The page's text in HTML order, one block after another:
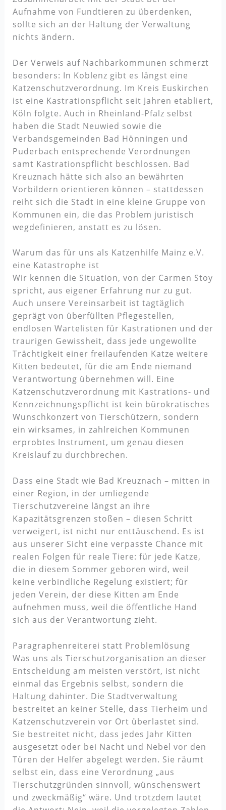
Aufnahme von Fundtieren zu überdenken,
sollte sich an der Haltung der Verwaltung
nichts ändern.
Der Verweis auf Nachbarkommunen schmerzt
besonders: In Koblenz gibt es längst eine
Katzenschutzverordnung. Im Kreis Euskirchen
ist eine Kastrationspflicht seit Jahren etabliert,
Köln folgte. Auch in Rheinland-Pfalz selbst
haben die Stadt Neuwied sowie die
Verbandsgemeinden Bad Hönningen und
Puderbach entsprechende Verordnungen
samt Kastrationspflicht beschlossen. Bad
Kreuznach hätte sich also an bewährten
Vorbildern orientieren können – stattdessen
reiht sich die Stadt in eine kleine Gruppe von
Kommunen ein, die das Problem juristisch
wegdefinieren, anstatt es zu lösen.
Warum das für uns als Katzenhilfe Mainz e.V.
eine Katastrophe ist
Wir kennen die Situation, von der Carmen Stoy
spricht, aus eigener Erfahrung nur zu gut.
Auch unsere Vereinsarbeit ist tagtäglich
geprägt von überfüllten Pflegestellen,
endlosen Wartelisten für Kastrationen und der
traurigen Gewissheit, dass jede ungewollte
Trächtigkeit einer freilaufenden Katze weitere
Kitten bedeutet, für die am Ende niemand
Verantwortung übernehmen will. Eine
Katzenschutzverordnung mit Kastrations- und
Kennzeichnungspflicht ist kein bürokratisches
Wunschkonzert von Tierschützern, sondern
ein wirksames, in zahlreichen Kommunen
erprobtes Instrument, um genau diesen
Kreislauf zu durchbrechen.
Dass eine Stadt wie Bad Kreuznach – mitten in
einer Region, in der umliegende
Tierschutzvereine längst an ihre
Kapazitätsgrenzen stoßen – diesen Schritt
verweigert, ist nicht nur enttäuschend. Es ist
aus unserer Sicht eine verpasste Chance mit
realen Folgen für reale Tiere: für jede Katze,
die in diesem Sommer geboren wird, weil
keine verbindliche Regelung existiert; für
jeden Verein, der diese Kitten am Ende
aufnehmen muss, weil die öffentliche Hand
sich aus der Verantwortung zieht.
Paragraphenreiterei statt Problemlösung
Was uns als Tierschutzorganisation an dieser
Entscheidung am meisten verstört, ist nicht
einmal das Ergebnis selbst, sondern die
Haltung dahinter. Die Stadtverwaltung
bestreitet an keiner Stelle, dass Tierheim und
Katzenschutzverein vor Ort überlastet sind.
Sie bestreitet nicht, dass jedes Jahr Kitten
ausgesetzt oder bei Nacht und Nebel vor den
Türen der Helfer abgelegt werden. Sie räumt
selbst ein, dass eine Verordnung „aus
Tierschutzgründen sinnvoll, wünschenswert
und zweckmäßig“ wäre. Und trotzdem lautet